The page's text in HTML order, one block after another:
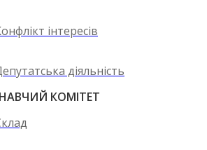
інтересів
діяльність
КОМІТЕТ